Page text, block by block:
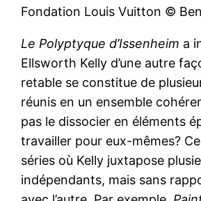
Fondation Louis Vuitton ©
Le Polyptyque d’Issenheim a
Ellsworth Kelly d’une autre
retable se constitue de
réunis en un ensemble
pas le dissocier en éléments
travailler pour eux-mêmes?
séries où Kelly juxtapose
indépendants, mais sans